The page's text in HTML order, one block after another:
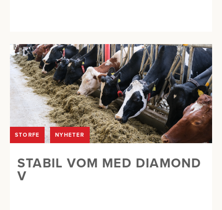
STORFE NYHETER
STABIL VOM MED DIAMOND
V